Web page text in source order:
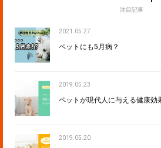
注目記事
2021.05.27
ペットにも5月病？
2019.05.23
ペットが現代人に与える健康効
2019.05.20